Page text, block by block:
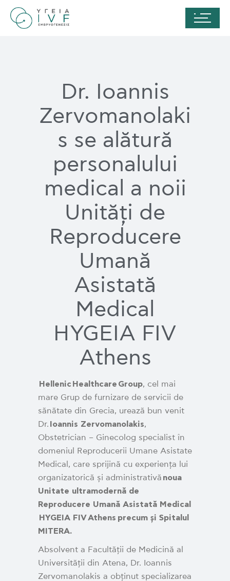
Dr. Ioannis
Zervomanolaki
s se alătură
personalului
medical a noii
Unități de
Reproducere
Umană
Asistată
Medical
HYGEIA FIV
Athens
Hellenic Healthcare Group, cel mai
mare Grup de furnizare de servicii de
sănătate din Grecia, urează bun venit
Dr. Ioannis Zervomanolakis,
Obstetrician – Ginecolog specialist în
domeniul Reproducerii Umane Asistate
Medical, care sprijină cu experiența lui
organizatorică și administrativă noua
Unitate ultramodernă de
Reproducere Umană Asistată Medical
HYGEIA FIVAthens precum și Spitalul
MITERA.
Absolvent a Facultății de Medicină al
Universității din Atena, Dr. Ioannis
Zervomanolakis a obținut specializarea